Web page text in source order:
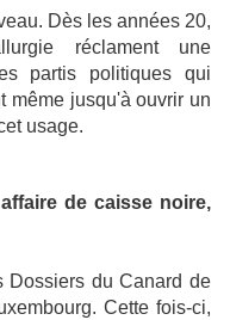
Dès les années 20,
réclament une
partis politiques qui
même jusqu'à ouvrir un
usage.
de caisse noire,
Dossiers du Canard de
Cette fois-ci,